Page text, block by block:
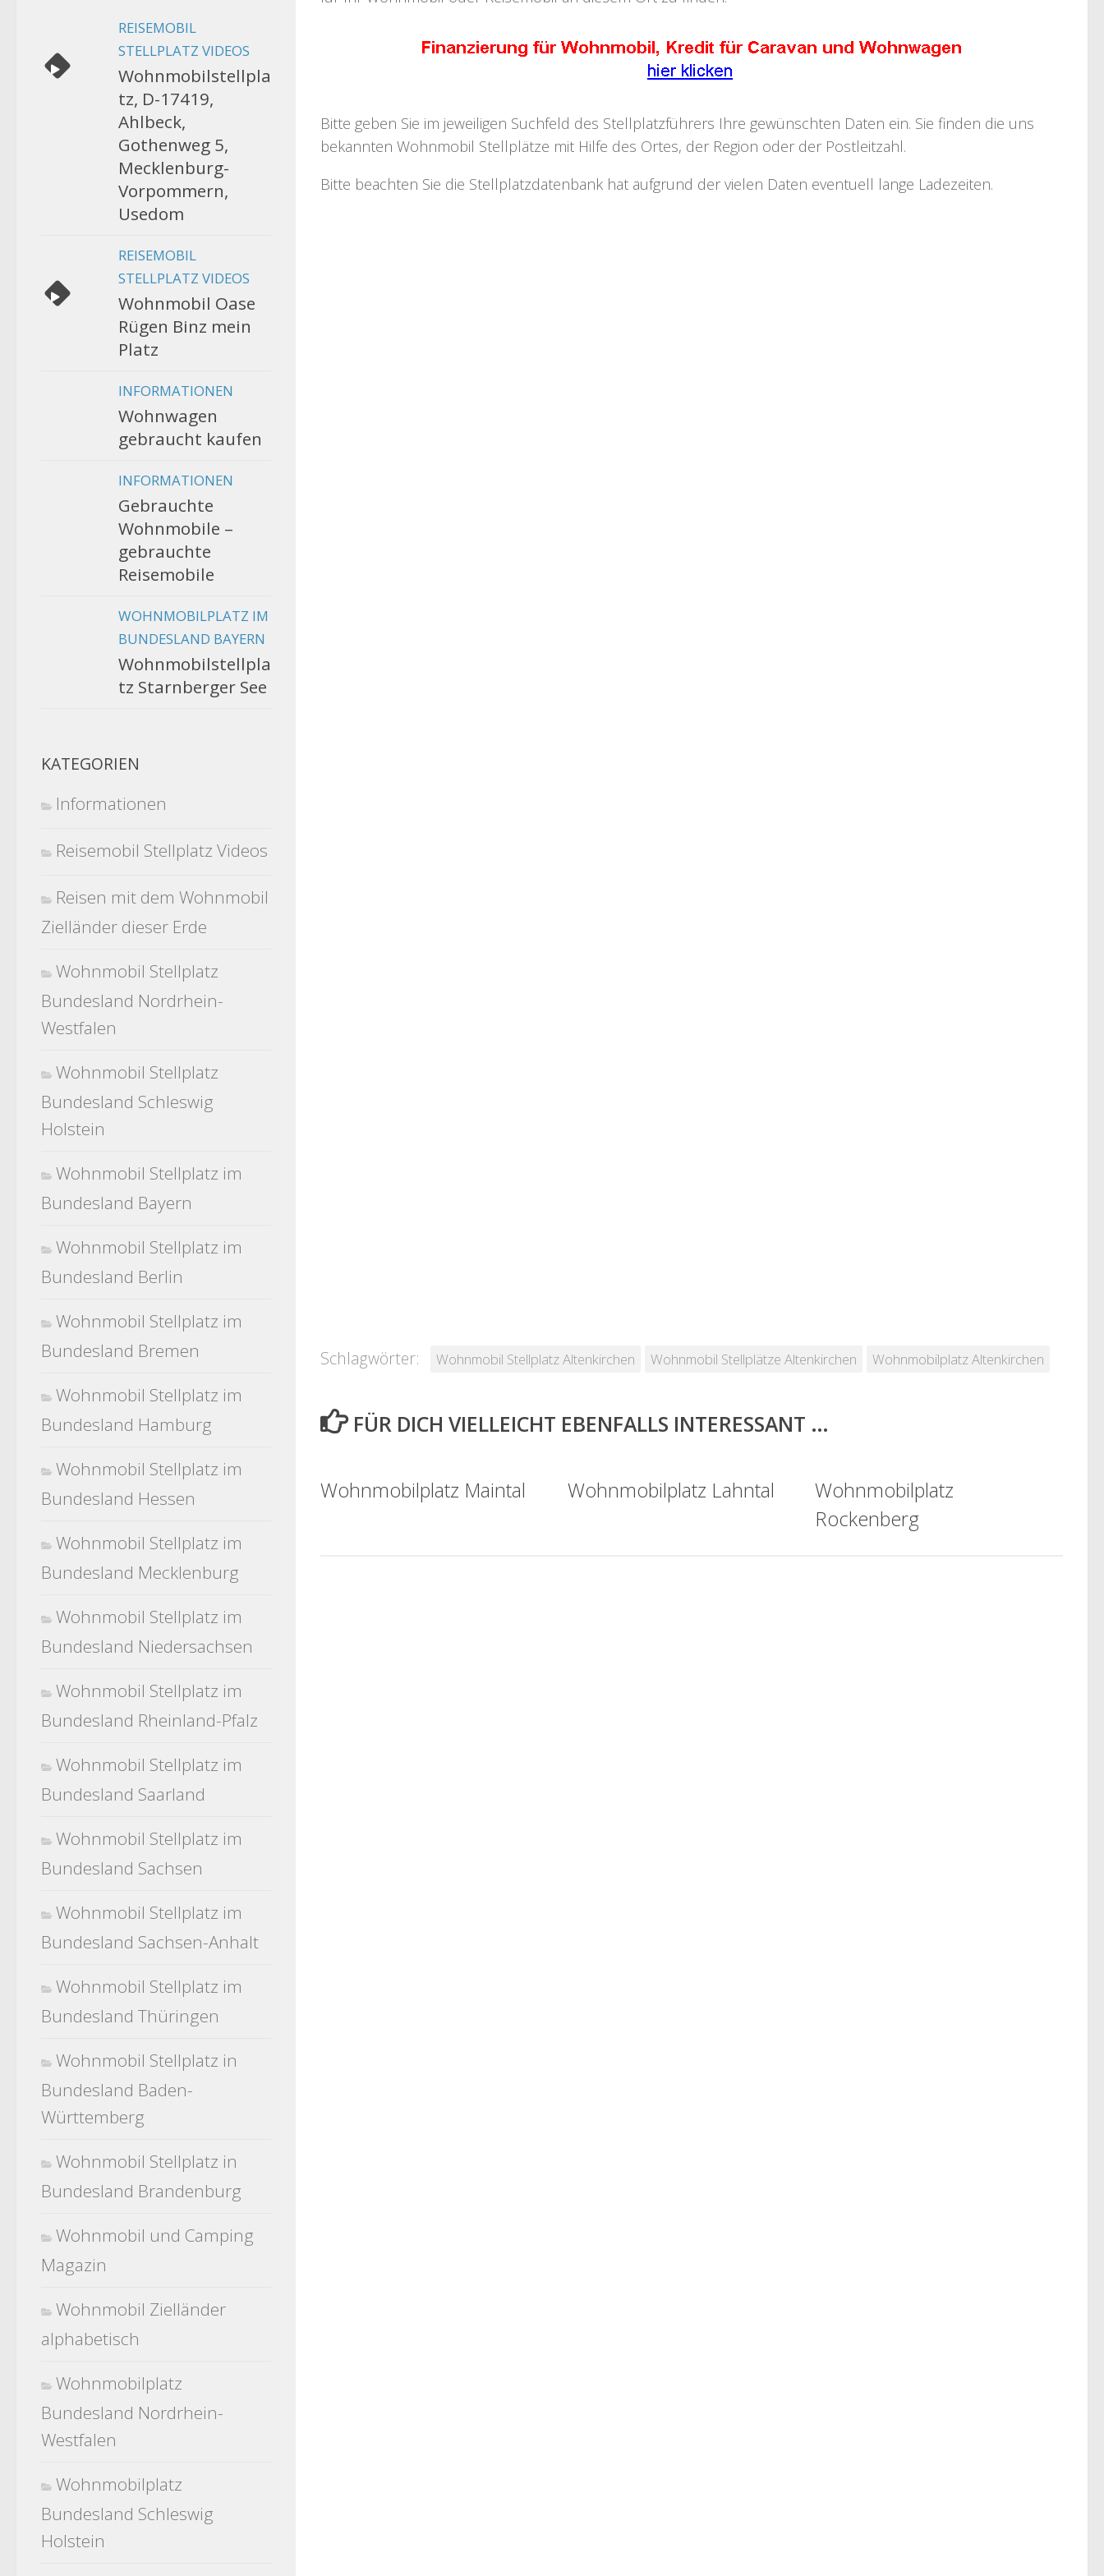
Bitte geben Sie im jeweiligen Suchfeld des Stellplatzführers Ihre gewünschten Daten ein. Sie finden die uns
bekannten Wohnmobil Stellplätze mit Hilfe des Ortes, der Region oder der Postleitzahl.
Bitte beachten Sie die Stellplatzdatenbank hat aufgrund der vielen Daten eventuell lange Ladezeiten.
Schlagwörter: Wohnmobil Stellplatz Altenkirchen Wohnmobil Stellplätze Altenkirchen Wohnmobilplatz Altenkirchen
FÜR DICH VIELLEICHT EBENFALLS INTERESSANT …
Wohnmobilplatz Maintal Wohnmobilplatz Lahntal
Wohnmobilplatz
Rockenberg
REISEMOBIL
STELLPLATZ VIDEOS
Wohnmobilstellpla
tz, D-17419,
Ahlbeck,
Gothenweg 5,
Mecklenburg-
Vorpommern,
Usedom
REISEMOBIL
STELLPLATZ VIDEOS
Wohnmobil Oase
Rügen Binz mein
Platz
INFORMATIONEN
Wohnwagen
gebraucht kaufen
INFORMATIONEN
Gebrauchte
Wohnmobile –
gebrauchte
Reisemobile
WOHNMOBILPLATZ IM
BUNDESLAND BAYERN
Wohnmobilstellpla
tz Starnberger See
KATEGORIEN
Informationen
Reisemobil Stellplatz Videos
Reisen mit dem Wohnmobil
Zielländer dieser Erde
Wohnmobil Stellplatz
Bundesland Nordrhein-
Westfalen
Wohnmobil Stellplatz
Bundesland Schleswig
Holstein
Wohnmobil Stellplatz im
Bundesland Bayern
Wohnmobil Stellplatz im
Bundesland Berlin
Wohnmobil Stellplatz im
Bundesland Bremen
Wohnmobil Stellplatz im
Bundesland Hamburg
Wohnmobil Stellplatz im
Bundesland Hessen
Wohnmobil Stellplatz im
Bundesland Mecklenburg
Wohnmobil Stellplatz im
Bundesland Niedersachsen
Wohnmobil Stellplatz im
Bundesland Rheinland-Pfalz
Wohnmobil Stellplatz im
Bundesland Saarland
Wohnmobil Stellplatz im
Bundesland Sachsen
Wohnmobil Stellplatz im
Bundesland Sachsen-Anhalt
Wohnmobil Stellplatz im
Bundesland Thüringen
Wohnmobil Stellplatz in
Bundesland Baden-
Württemberg
Wohnmobil Stellplatz in
Bundesland Brandenburg
Wohnmobil und Camping
Magazin
Wohnmobil Zielländer
alphabetisch
Wohnmobilplatz
Bundesland Nordrhein-
Westfalen
Wohnmobilplatz
Bundesland Schleswig
Holstein